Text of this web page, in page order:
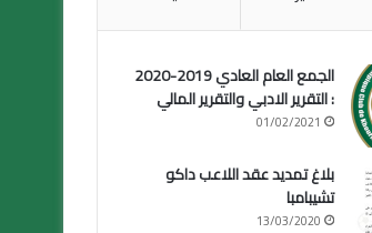
الجمع العام العادي 2019-2020
: التقرير الادبي والتقرير المالي
01/02/2021
بلاغ تمديد عقد اللاعب داكو
تشيبامبا
13/03/2020